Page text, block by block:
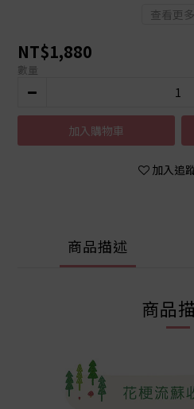
查看更多
NT$1,880
數量
加入購物車
加入追
商品描述
商品